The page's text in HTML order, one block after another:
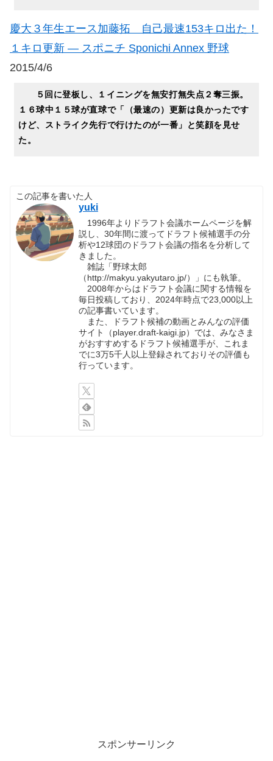
慶大３年生エース加藤拓 自己最速153キロ出た！
１キロ更新 ― スポニチ Sponichi Annex 野球
2015/4/6
５回に登板し、１イニングを無安打無失点２奪三振。
１６球中１５球が直球で「（最速の）更新は良かったです
けど、ストライク先行で行けたのが一番」と笑顔を見せ
た。
この記事を書いた人
yuki
1996年よりドラフト会議ホームページを解
説し、30年間に渡ってドラフト候補選手の分
析や12球団のドラフト会議の指名を分析して
きました。
雑誌「野球太郎
（http://makyu.yakyutaro.jp/）」にも執筆。
2008年からはドラフト会議に関する情報を
毎日投稿しており、2024年時点で23,000以上
の記事書いています。
また、ドラフト候補の動画とみんなの評価
サイト（player.draft-kaigi.jp）では、みなさま
がおすすめするドラフト候補選手が、これま
でに3万5千人以上登録されておりその評価も
行っています。
スポンサーリンク